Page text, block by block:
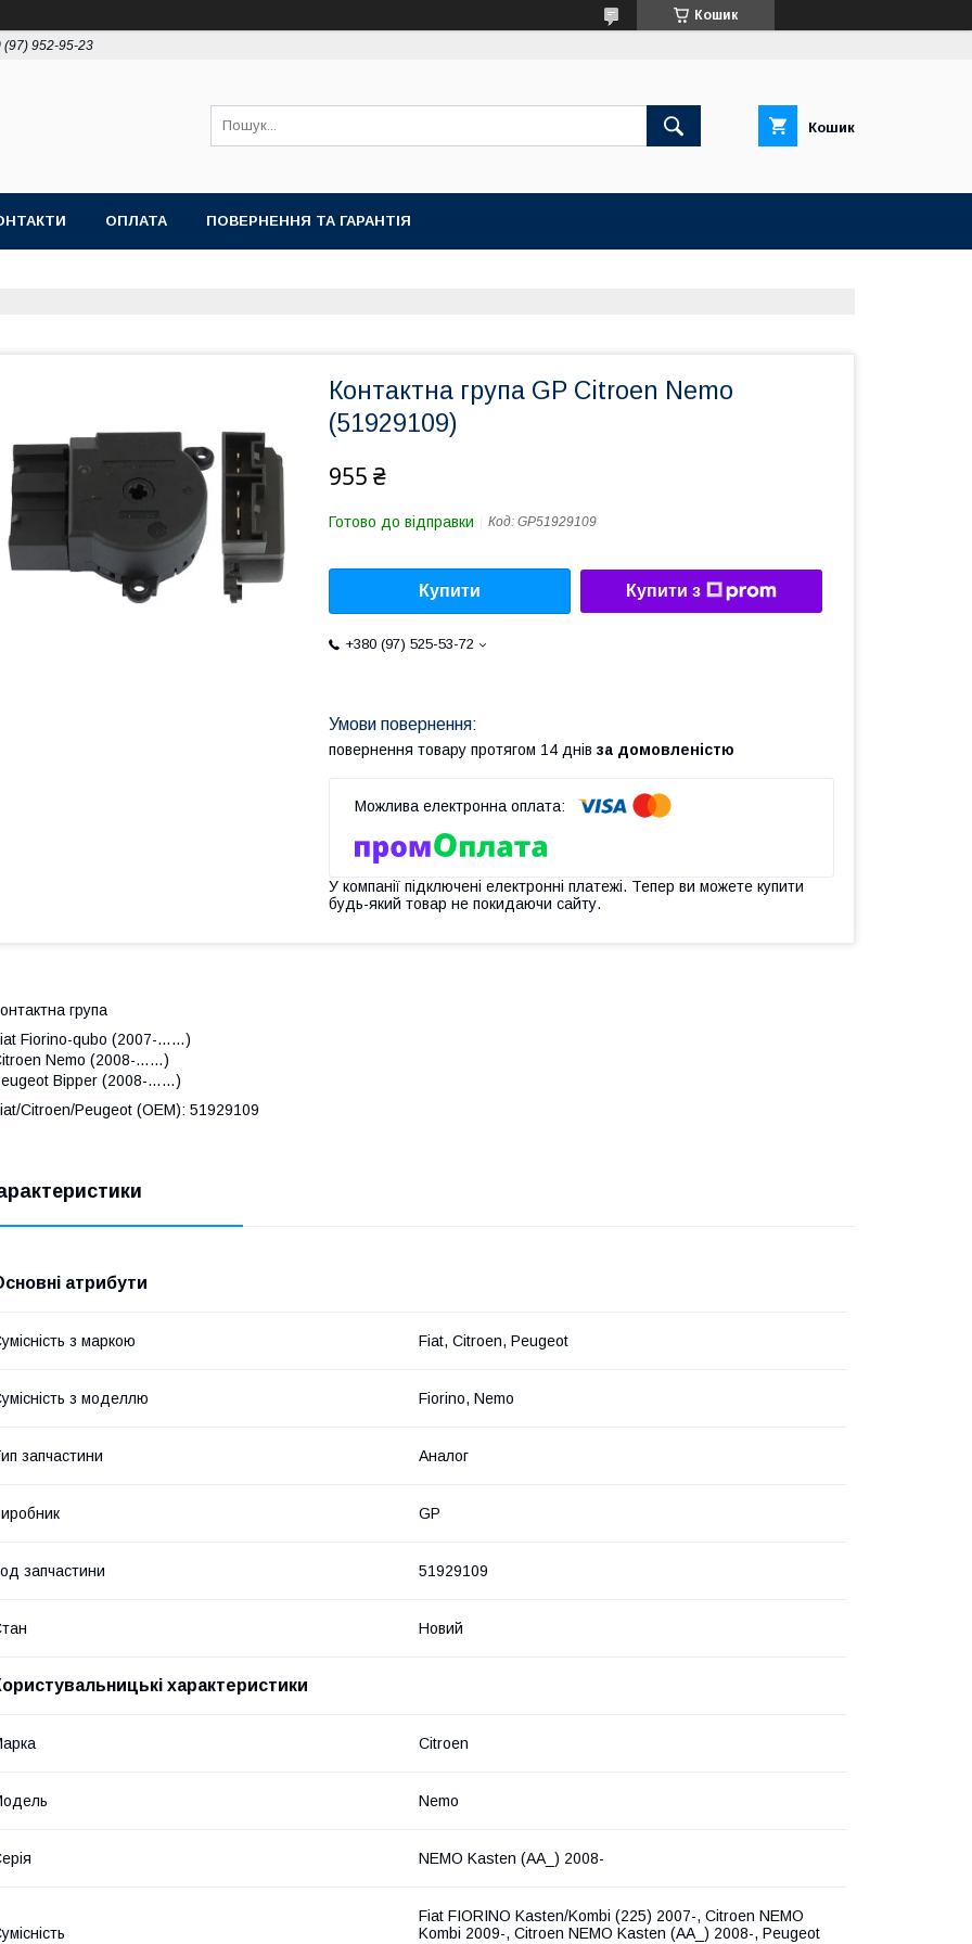
Кошик
(97) 952-95-23
Кошик
ОПЛАТА ПОВЕРНЕННЯ ТА ГАРАНТІЯ
Контактна група GP Citroen Nemo
(51929109)
955 ₴
Готово до відправки Код: GP51929109
Купити Купити з
+380 (97) 525-53-72
повернення товару протягом 14 днів за домовленістю
У компанії підключені електронні платежі. Тепер ви можете купити
будь-який товар не покидаючи сайту.
група
Fiorino-qubo (2007-……)
Nemo (2008-……)
Bipper (2008-……)
Citroen/Peugeot (OEM): 51929109
атрибути
з маркою Fiat, Citroen, Peugeot
з моделлю Fiorino, Nemo
запчастини Аналог
GP
запчастини 51929109
Новий
характеристики
Citroen
Nemo
NEMO Kasten (AA_) 2008-
Fiat FIORINO Kasten/Kombi (225) 2007-, Citroen NEMO
Kombi 2009-, Citroen NEMO Kasten (AA_) 2008-, Peugeot